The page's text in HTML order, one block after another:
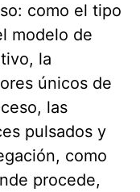
como el tipo
modelo de
la
únicos de
las
pulsados y
como
procede,